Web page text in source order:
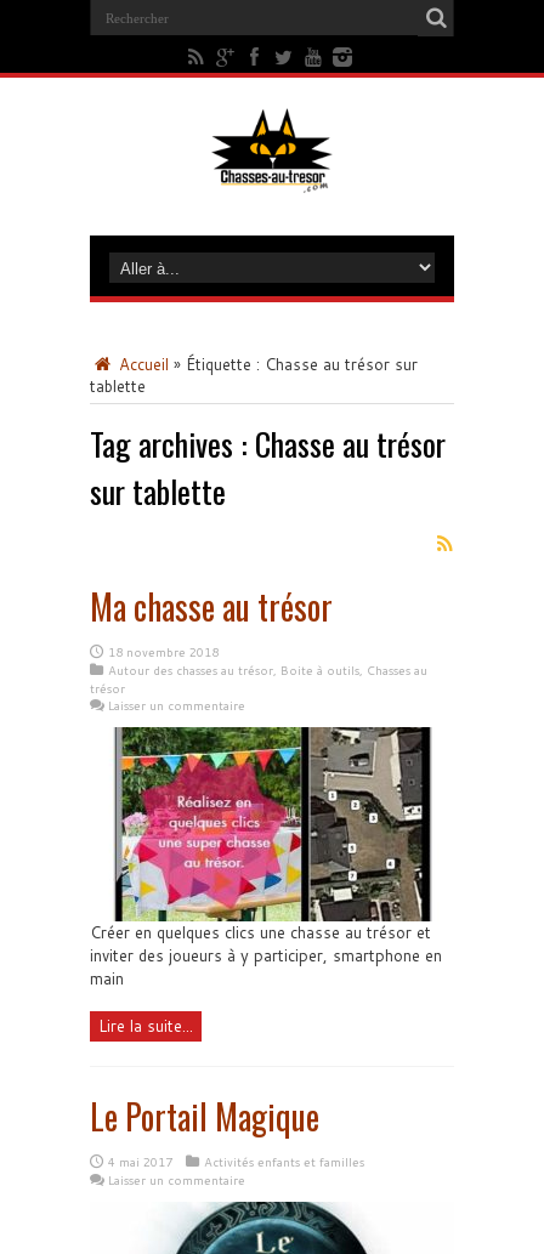
Accueil » Étiquette : Chasse au trésor sur
tablette
Tag archives : Chasse au trésor
sur tablette
Ma chasse au trésor
18 novembre 2018
Autour des chasses au trésor, Boite à outils, Chasses au
trésor
Laisser un commentaire
Créer en quelques clics une chasse au trésor et
inviter des joueurs à y participer, smartphone en
main
Lire la suite...
Le Portail Magique
4 mai 2017
Activités enfants et familles
Laisser un commentaire